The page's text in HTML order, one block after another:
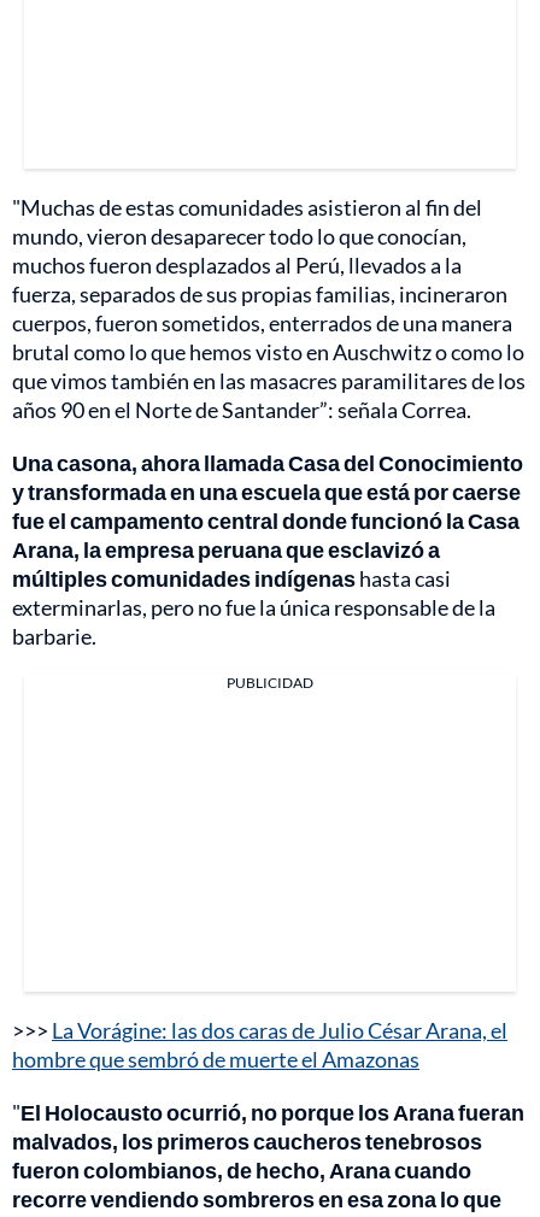
"Muchas de estas comunidades asistieron al fin del
mundo, vieron desaparecer todo lo que conocían,
muchos fueron desplazados al Perú, llevados a la
fuerza, separados de sus propias familias, incineraron
cuerpos, fueron sometidos, enterrados de una manera
brutal como lo que hemos visto en Auschwitz o como lo
que vimos también en las masacres paramilitares de los
años 90 en el Norte de Santander”: señala Correa.
Una casona, ahora llamada Casa del Conocimiento
y transformada en una escuela que está por caerse
fue el campamento central donde funcionó la Casa
Arana, la empresa peruana que esclavizó a
múltiples comunidades indígenashasta casi
exterminarlas, pero no fue la única responsable de la
barbarie.
PUBLICIDAD
>>> La Vorágine: las dos caras de Julio César Arana, el
hombre que sembró de muerte el Amazonas
"El Holocausto ocurrió, no porque los Arana fueran
malvados, los primeros caucheros tenebrosos
fueron colombianos, de hecho, Arana cuando
recorre vendiendo sombreros en esa zona lo que